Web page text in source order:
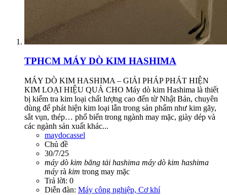
TPHCM MÁY DÒ KIM HASHIMA
MÁY DÒ KIM HASHIMA – GIẢI PHÁP PHÁT HIỆN
KIM LOẠI HIỆU QUẢ CHO Máy dò kim Hashima là thiết
bị kiểm tra kim loại chất lượng cao đến từ Nhật Bản, chuyên
dùng để phát hiện kim loại lẫn trong sản phẩm như kim gãy,
sắt vụn, thép… phổ biến trong ngành may mặc, giày dép và
các ngành sản xuất khác...
maydocassel
Chủ đề
30/7/25
máy dò kim băng tải hashima máy dò kim hashima
máy rà kim trong may mặc
Trả lời: 0
Diễn đàn: Máy công nghiệp, Cơ khí